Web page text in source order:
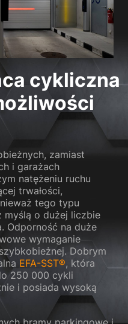
cykliczna
zamiast
i garażach
natężeniu ruchu
trwałości,
tego typu
myślą o dużej liczbie
Odporność na duże
wymaganie
Dobrym
EFA-SST®, która
250 000 cykli
i posiada wysoką